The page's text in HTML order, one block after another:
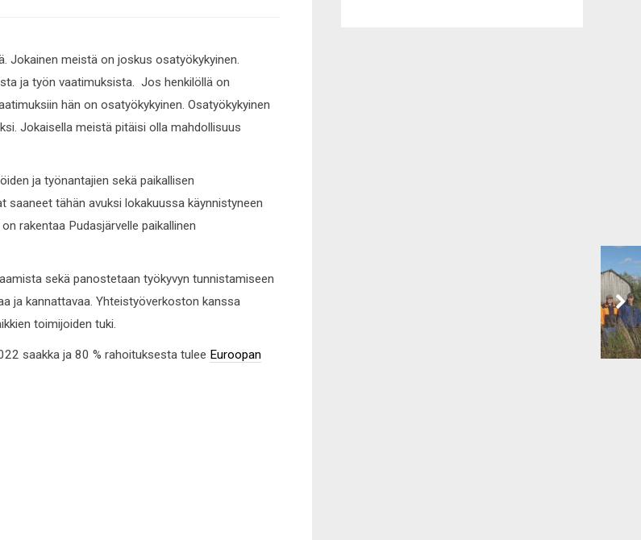
Jokainen meistä on joskus osatyökykyinen.
ja työn vaatimuksista. Jos henkilöllä on
hän on osatyökykyinen. Osatyökykyinen
Jokaisella meistä pitäisi olla mahdollisuus
ja työnantajien sekä paikallisen
tähän avuksi lokakuussa käynnistyneen
rakentaa Pudasjärvelle paikallinen
sekä panostetaan työkyvyn tunnistamiseen
ja kannattavaa. Yhteistyöverkoston kanssa
toimijoiden tuki.
saakka ja 80 % rahoituksesta tulee Euroopan